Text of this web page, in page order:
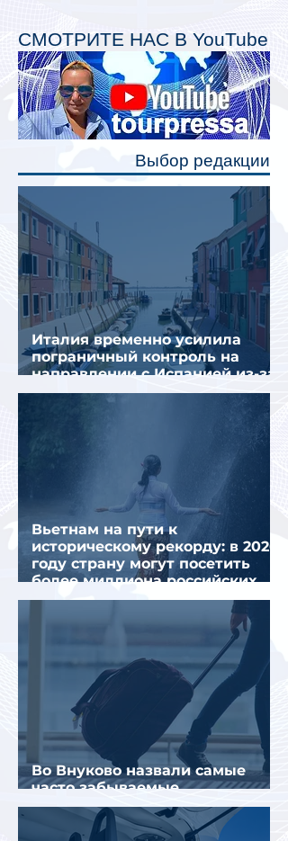
планируется начать в 2027 году.
Одним из главных нововведений
станут индивидуальные шторки у
каждого спального места. Они
позволят пассажирам закрыть свою
полку во время сна или отдыха,
СМОТРИТЕ НАС В YouTube
Выбор редакции
Италия временно усилила
пограничный контроль на
направлении с Испанией из-за
миграционного кризиса
Вьетнам на пути к
историческому рекорду: в 2026
году страну могут посетить
более миллиона российских
туристов
Во Внуково назвали самые
часто забываемые
пассажирами вещи